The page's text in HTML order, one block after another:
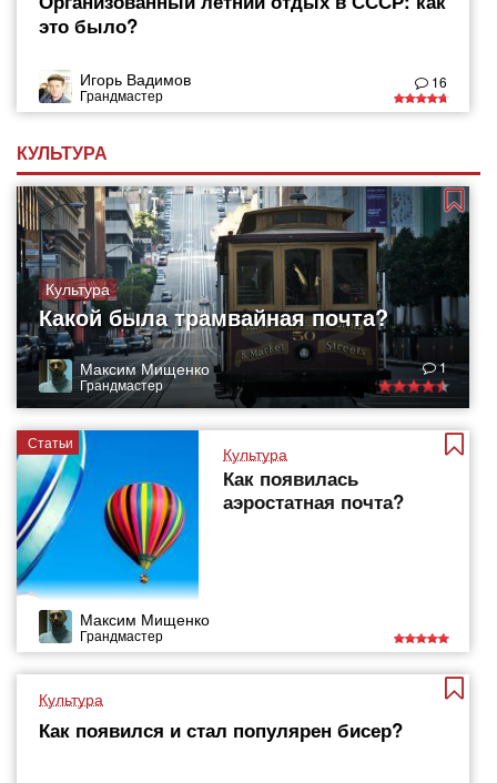
это было?
Игорь Вадимов
Грандмастер
16
КУЛЬТУРА
Культура
Какой была трамвайная почта?
Максим Мищенко
Грандмастер
1
Статьи
Культура
Как появилась
аэростатная почта?
Максим Мищенко
Грандмастер
Культура
Как появился и стал популярен бисер?